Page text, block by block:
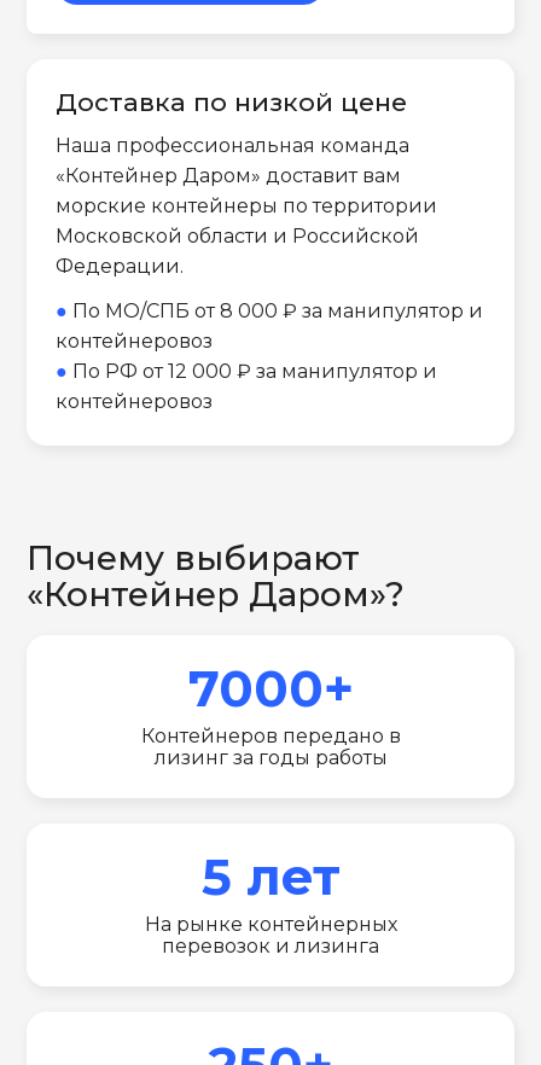
Доставка по низкой цене
Наша профессиональная команда
«Контейнер Даром» доставит вам
морские контейнеры по территории
Московской области и Российской
Федерации.
● По МО/СПБ от 8 000 ₽ за манипулятор и
контейнеровоз
● По РФ от 12 000 ₽ за манипулятор и
контейнеровоз
Почему выбирают
«Контейнер Даром»?
7000+
Контейнеров передано в
лизинг за годы работы
5 лет
На рынке контейнерных
перевозок и лизинга